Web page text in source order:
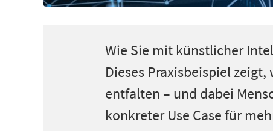
Wie Sie mit künstlicher
Dieses Praxisbeispiel
entfalten – und dabei
konkreter Use Case für